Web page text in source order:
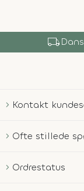
local_shipping
Kontakt
Ofte stillede
Ordrestatus